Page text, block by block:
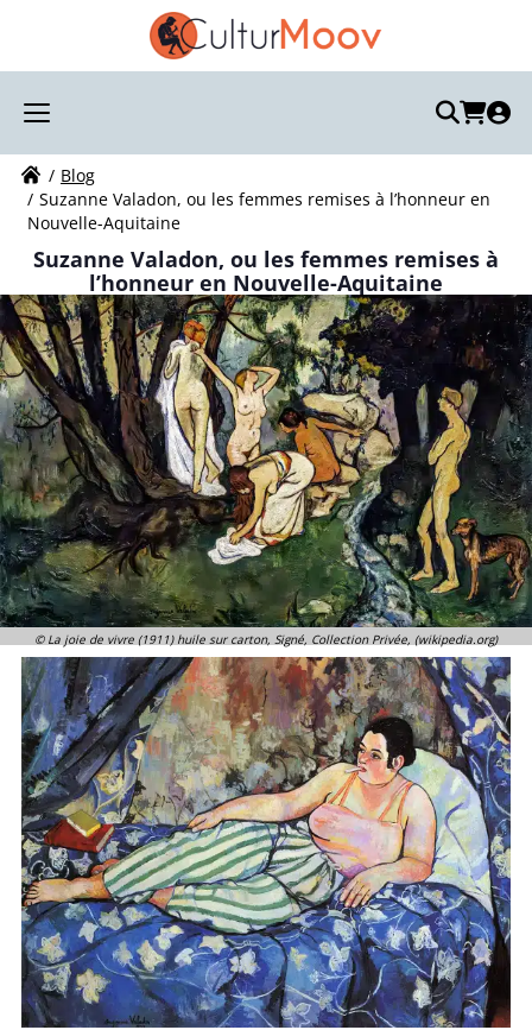
Recherchez votre visite :
Votre recherche
Blog
Suzanne Valadon, ou les femmes remises à l’honneur en
Nouvelle-Aquitaine
Suzanne Valadon, ou les femmes remises à
l’honneur en Nouvelle-Aquitaine
© La joie de vivre (1911) huile sur carton, Signé, Collection Privée, (wikipedia.org)